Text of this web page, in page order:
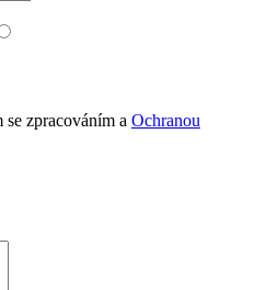
zpracováním a Ochranou